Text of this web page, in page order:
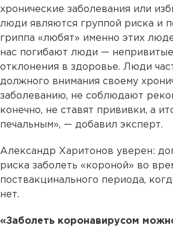
хронические заболевания или
люди являются группой риска и
гриппа «любят» именно этих
нас погибают люди —
отклонения в здоровье. Люди
должного внимания своему
заболеванию, не соблюдают
конечно, не ставят прививки, а
печальным», — добавил эксперт.
Александр Харитонов уверен:
риска заболеть «короной» во
поствакцинального периода,
нет.
«Заболеть коронавирусом